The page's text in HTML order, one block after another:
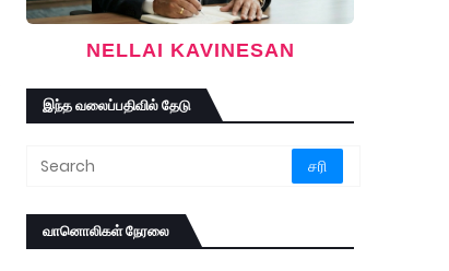
NELLAI KAVINESAN
இந்த வலைப்பதிவில் தேடு
வானொலிகள் நேரலை